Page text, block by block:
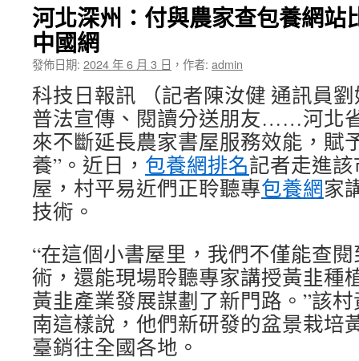
河北深州：付與農家查包養網站
中國網
發佈日期: 2024 年 6 月 3 日 ， 作者: admin
科技日報訊 （記者陳汝健 通訊員
普法宣傳、閱讀分送朋友……河北
來不斷延長農家書屋服務效能，賦
養”。近日， 包養網排名記者走進
屋，村平易近們正聆聽專包養網家
技術。
“在這個小書屋里，我們不僅能查
術，還能現場聆聽專家講授黃韭種
黃韭產業發展謀劃了新門路。”該
南這樣說，他們新研發的盆景栽培
臺銷往全國各地。